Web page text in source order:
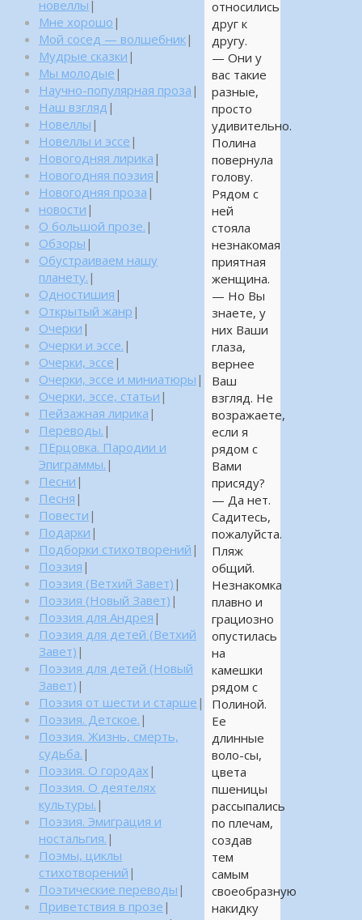
относились
друг к
другу.
— Они у
вас такие
разные,
просто
удивительно.
Полина
повернула
голову.
Рядом с
ней
стояла
незнакомая
приятная
женщина.
— Но Вы
знаете, у
них Ваши
глаза,
вернее
Ваш
взгляд. Не
возражаете,
если я
рядом с
Вами
присяду?
— Да нет.
Садитесь,
пожалуйста.
Пляж
общий.
Незнакомка
плавно и
грациозно
опустилась
на
камешки
рядом с
Полиной.
Ее
длинные
воло-сы,
цвета
пшеницы
рассыпались
по плечам,
создав
тем
самым
своеобразную
накидку
новеллы |
Мне хорошо |
Мой сосед — волшебник|
Мудрые сказки |
Мы молодые |
Научно-популярная проза |
Наш взгляд |
Новеллы |
Новеллы и эссе |
Новогодняя лирика |
Новогодняя поэзия |
Новогодняя проза |
новости |
О большой прозе. |
Обзоры |
Обустраиваем нашу
планету. |
Одностишия |
Открытый жанр |
Очерки |
Очерки и эссе. |
Очерки, эссе |
Очерки, эссе и миниатюры |
Очерки, эссе, статьи |
Пейзажная лирика |
Переводы. |
ПЕрцовка. Пародии и
Эпиграммы. |
Песни |
Песня |
Повести |
Подарки |
Подборки стихотворений |
Поэзия |
Поэзия (Ветхий Завет) |
Поэзия (Новый Завет) |
Поэзия для Андрея |
Поэзия для детей (Ветхий
Завет) |
Поэзия для детей (Новый
Завет) |
Поэзия от шести и старше |
Поэзия. Детское. |
Поэзия. Жизнь, смерть,
судьба. |
Поэзия. О городах |
Поэзия. О деятелях
культуры. |
Поэзия. Эмиграция и
ностальгия. |
Поэмы, циклы
стихотворений |
Поэтические переводы |
Приветствия в прозе |